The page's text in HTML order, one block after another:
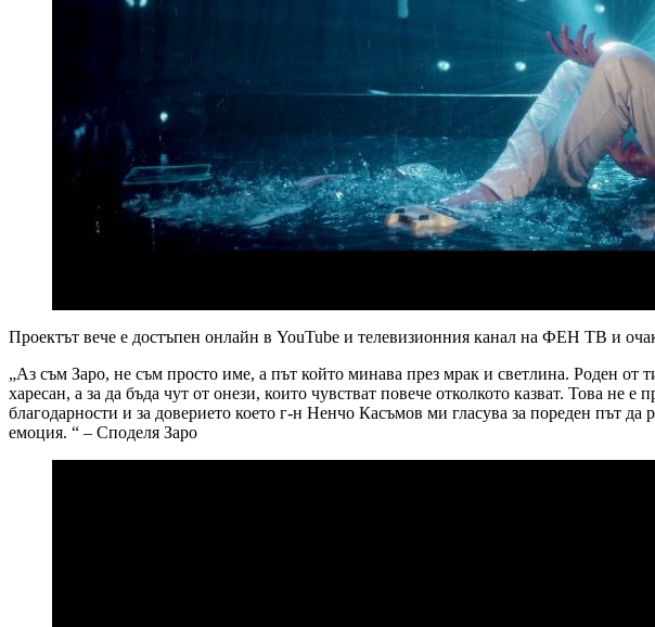
Проектът вече е достъпен онлайн в YouTube и телевизионния канал на ФЕН ТВ и
„Аз съм Заро, не съм просто име, а път който минава през мрак и светлина. Роден
харесан, а за да бъда чут от онези, които чувстват повече отколкото казват. Това
благодарности и за доверието което г-н Ненчо Касъмов ми гласува за пореден път
емоция. “ – Споделя Заро